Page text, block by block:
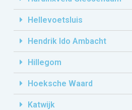
Hellevoetsluis
Hendrik Ido Ambacht
Hillegom
Hoeksche Waard
Katwijk